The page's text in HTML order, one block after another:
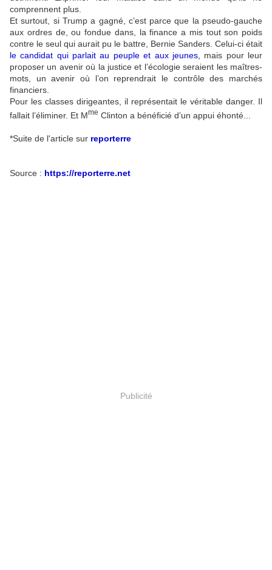
comprennent plus.
Et surtout, si Trump a gagné, c’est parce que la pseudo-gauche
aux ordres de, ou fondue dans, la finance a mis tout son poids
contre le seul qui aurait pu le battre, Bernie Sanders. Celui-ci était
le candidat qui parlait au peuple et aux jeunes,
mais pour leur
proposer un avenir où la justice et l’écologie seraient les maîtres-
mots, un avenir où l’on reprendrait le contrôle des marchés
financiers.
Pour les classes dirigeantes, il représentait le véritable danger. Il
fallait l’éliminer. Et Mme Clinton a bénéficié d’un appui éhonté...
*Suite de l'article sur reporterre
Source : https://reporterre.net
Publicité